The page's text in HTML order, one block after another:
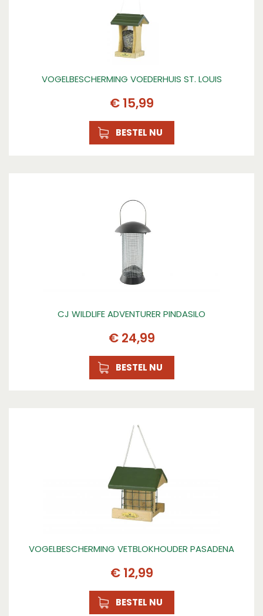
VOGELBESCHERMING VOEDERHUIS ST. LOUIS
€ 15,99
BESTEL NU
CJ WILDLIFE ADVENTURER PINDASILO
€ 24,99
BESTEL NU
VOGELBESCHERMING VETBLOKHOUDER PASADENA
€ 12,99
BESTEL NU